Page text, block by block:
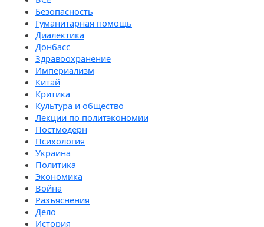
Безопасность
Гуманитарная помощь
Диалектика
Донбасс
Здравоохранение
Империализм
Китай
Критика
Культура и общество
Лекции по политэкономии
Постмодерн
Психология
Украина
Политика
Экономика
Война
Разъяснения
Дело
История